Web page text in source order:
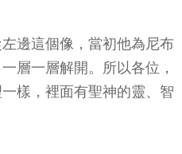
邊這個像，當初他為尼布
層一層解開。所以各位，
樣，裡面有聖神的靈、智